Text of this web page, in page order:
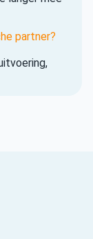
partner?